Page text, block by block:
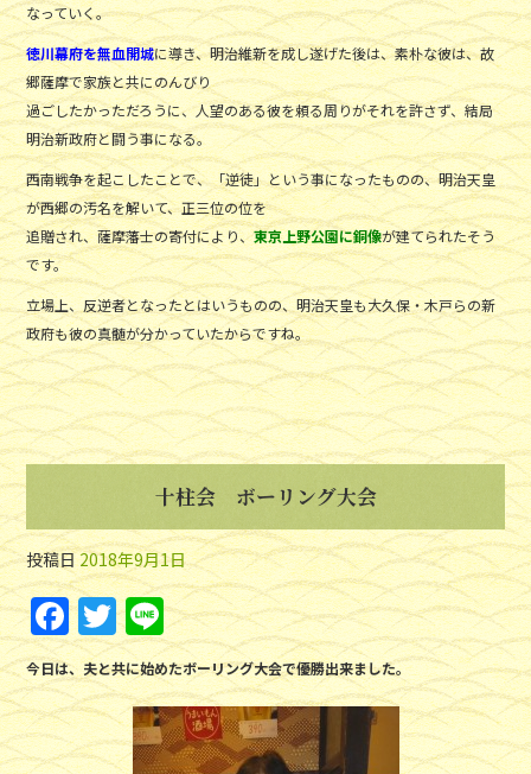
なっていく。
徳川幕府を無血開城に導き、明治維新を成し遂げた後は、素朴な彼は、故
郷薩摩で家族と共にのんびり
過ごしたかっただろうに、人望のある彼を頼る周りがそれを許さず、結局
明治新政府と闘う事になる。
西南戦争を起こしたことで、「逆徒」という事になったものの、明治天皇
が西郷の汚名を解いて、正三位の位を
追贈され、薩摩藩士の寄付により、東京上野公園に銅像が建てられたそう
です。
立場上、反逆者となったとはいうものの、明治天皇も大久保・木戸らの新
政府も彼の真髄が分かっていたからですね。
十柱会 ボーリング大会
投稿日2018年9月1日
F
a
c
e
T
w
itt
er
Li
n
e
今日は、夫と共に始めたボーリング大会で優勝出来ました。